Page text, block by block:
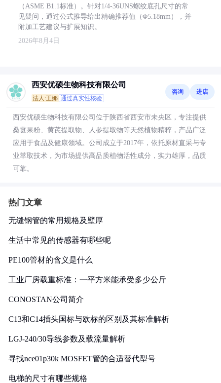
（ASME B1.1标准）。针对1/4-36UNS螺纹底孔尺寸的常
见疑问，通过公式推导给出精确推荐值（Φ5.18mm），并
附加工艺建议与扩展知识。
2026年8月4日
西安优硕生物科技有限公司
法人:王娜 通过真实性核验
咨询 进店
西安优硕生物科技有限公司位于陕西省西安市未央区，专注提供
桑葚果粉、黄芪提取物、人参提取物等天然植物精粹，产品广泛
应用于食品及健康领域。公司成立于2017年，依托原材直采与专
业萃取技术，为市场提供高品质植物活性成分，实力雄厚，品质
可靠。
热门文章
无缝钢管的常用规格及壁厚
生活中常见的传感器有哪些呢
PE100管材的含义是什么
工业厂房载重标准：一平方米能承受多少公斤
CONOSTAN公司简介
C13和C14插头国标与欧标的区别及其标准解析
LGJ-240/30导线参数及载流量解析
寻找nce01p30k MOSFET管的合适替代型号
电梯的尺寸有哪些规格